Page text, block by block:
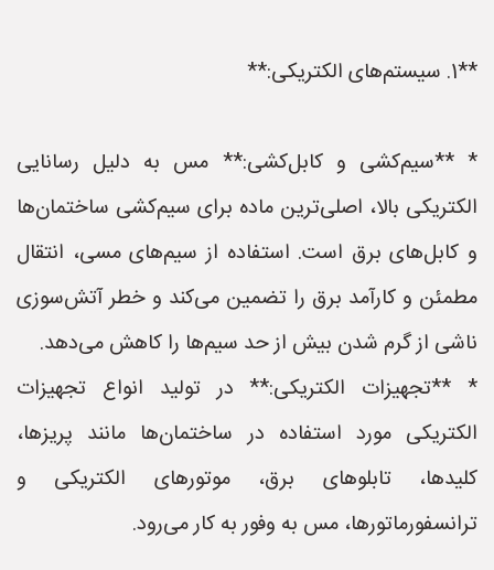
**1. سیستم‌های الکتریکی:**
* **سیم‌کشی و کابل‌کشی:** مس به دلیل رسانایی
الکتریکی بالا، اصلی‌ترین ماده برای سیم‌کشی ساختمان‌ها
و کابل‌های برق است. استفاده از سیم‌های مسی، انتقال
مطمئن و کارآمد برق را تضمین می‌کند و خطر آتش‌سوزی
ناشی از گرم شدن بیش از حد سیم‌ها را کاهش می‌دهد.
* **تجهیزات الکتریکی:** در تولید انواع تجهیزات
الکتریکی مورد استفاده در ساختمان‌ها مانند پریزها،
کلیدها، تابلوهای برق، موتورهای الکتریکی و
ترانسفورماتورها، مس به وفور به کار می‌رود.